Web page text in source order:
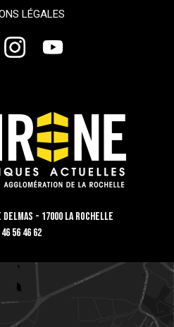
LÉGALES
- 17000 La Rochelle
56 46 62